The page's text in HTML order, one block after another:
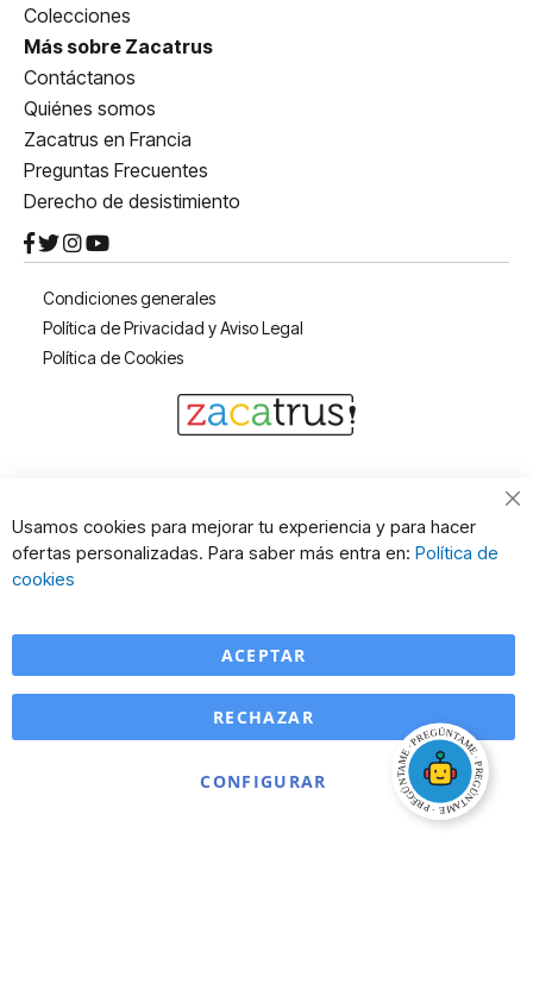
Colecciones
Más sobre Zacatrus
Contáctanos
Quiénes somos
Zacatrus en Francia
Preguntas Frecuentes
Derecho de desistimiento
Condiciones generales
Política de Privacidad y Aviso Legal
Política de Cookies
Usamos cookies para mejorar tu experiencia y para hacer
ofertas personalizadas. Para saber más entra en: Política de
cookies
ACEPTAR
CONFIGURAR
RECHAZAR